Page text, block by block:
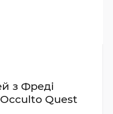
з Фреді
Quest